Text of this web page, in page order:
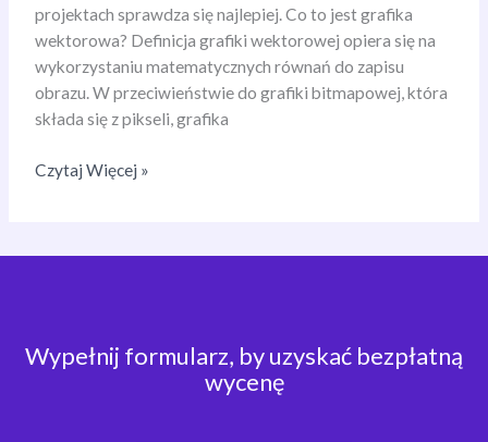
projektach sprawdza się najlepiej. Co to jest grafika
wektorowa? Definicja grafiki wektorowej opiera się na
wykorzystaniu matematycznych równań do zapisu
obrazu. W przeciwieństwie do grafiki bitmapowej, która
składa się z pikseli, grafika
Grafika
działa
Czytaj Więcej »
Wypełnij formularz, by uzyskać bezpłatną
wycenę